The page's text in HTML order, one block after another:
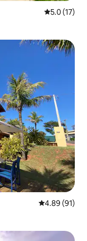
レビュー17
5.0 (17)
レビュー91
4.89 (91)